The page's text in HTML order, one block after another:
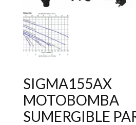
SIGMA155AX
MOTOBOMBA
SUMERGIBLE